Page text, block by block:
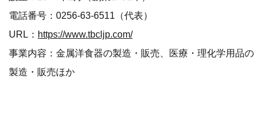
電話番号：0256-63-6511（代表）
URL： https://www.tbcljp.com/
事業内容：金属洋食器の製造・販売、医療・理化学用品の
製造・販売ほか